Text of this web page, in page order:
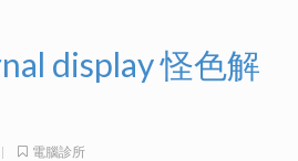
display 怪色解
| 電腦診所